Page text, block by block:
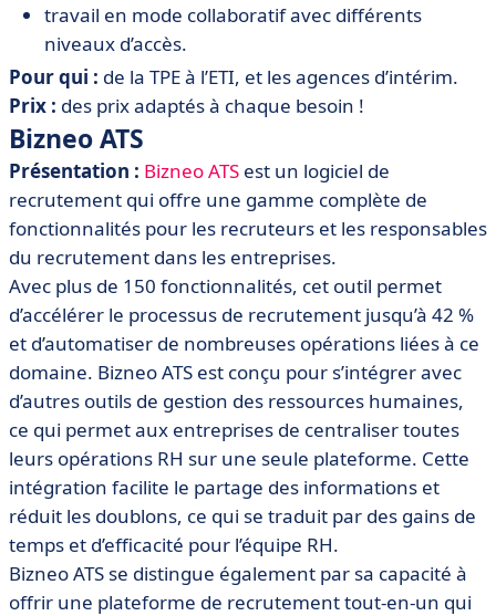
travail en mode collaboratif avec différents
niveaux d’accès.
Pour qui : de la TPE à l’ETI, et les agences d’intérim.
Prix : des prix adaptés à chaque besoin !
Bizneo ATS
Présentation : Bizneo ATS est un logiciel de
recrutement qui offre une gamme complète de
fonctionnalités pour les recruteurs et les responsables
du recrutement dans les entreprises.
Avec plus de 150 fonctionnalités, cet outil permet
d’accélérer le processus de recrutement jusqu’à 42 %
et d’automatiser de nombreuses opérations liées à ce
domaine. Bizneo ATS est conçu pour s’intégrer avec
d’autres outils de gestion des ressources humaines,
ce qui permet aux entreprises de centraliser toutes
leurs opérations RH sur une seule plateforme. Cette
intégration facilite le partage des informations et
réduit les doublons, ce qui se traduit par des gains de
temps et d’efficacité pour l’équipe RH.
Bizneo ATS se distingue également par sa capacité à
offrir une plateforme de recrutement tout-en-un qui